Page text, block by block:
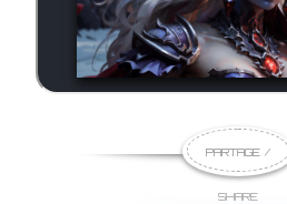
PARTAGE /
SHARE